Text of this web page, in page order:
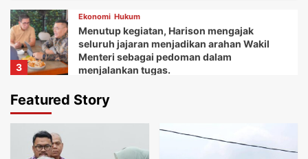
3
Ekonomi Hukum
Menutup kegiatan, Harison mengajak
seluruh jajaran menjadikan arahan Wakil
Menteri sebagai pedoman dalam
menjalankan tugas.
Daerah
Ketua Balai Adat Keariaan Tangerang Rd.
dukungan dan bantuan Bupati Tangerang
dan seluruh jajarannya.
Featured Story